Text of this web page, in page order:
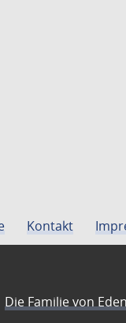
Kontakt
Die Familie von